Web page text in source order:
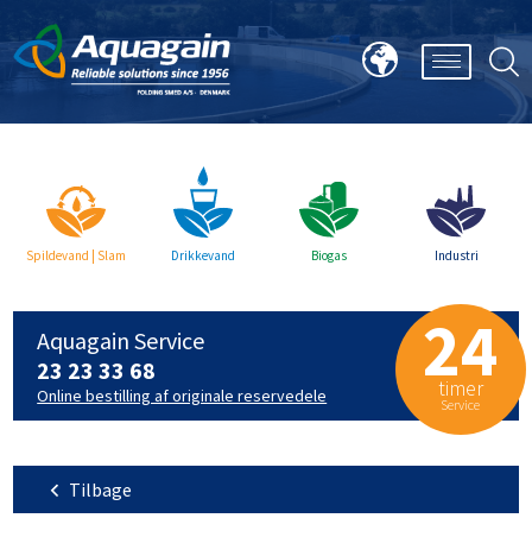
24
timer
Service
Aquagain Service
23 23 33 68
Online bestilling af originale reservedele
Spildevand | Slam Drikkevand Biogas Industri
Tilbage